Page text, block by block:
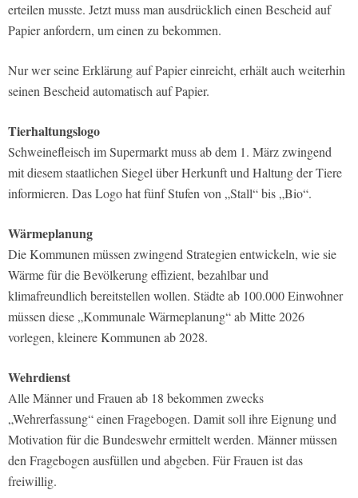
erteilen musste. Jetzt muss man ausdrücklich einen Bescheid auf
Papier anfordern, um einen zu bekommen.
Nur wer seine Erklärung auf Papier einreicht, erhält auch weiterhin
seinen Bescheid automatisch auf Papier.
Tierhaltungslogo
Schweinefleisch im Supermarkt muss ab dem 1. März zwingend
mit diesem staatlichen Siegel über Herkunft und Haltung der Tiere
informieren. Das Logo hat fünf Stufen von „Stall“ bis „Bio“.
Wärmeplanung
Die Kommunen müssen zwingend Strategien entwickeln, wie sie
Wärme für die Bevölkerung effizient, bezahlbar und
klimafreundlich bereitstellen wollen. Städte ab 100.000 Einwohner
müssen diese „Kommunale Wärmeplanung“ ab Mitte 2026
vorlegen, kleinere Kommunen ab 2028.
Wehrdienst
Alle Männer und Frauen ab 18 bekommen zwecks
„Wehrerfassung“ einen Fragebogen. Damit soll ihre Eignung und
Motivation für die Bundeswehr ermittelt werden. Männer müssen
den Fragebogen ausfüllen und abgeben. Für Frauen ist das
freiwillig.